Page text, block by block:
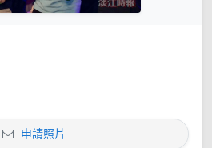
申請照片